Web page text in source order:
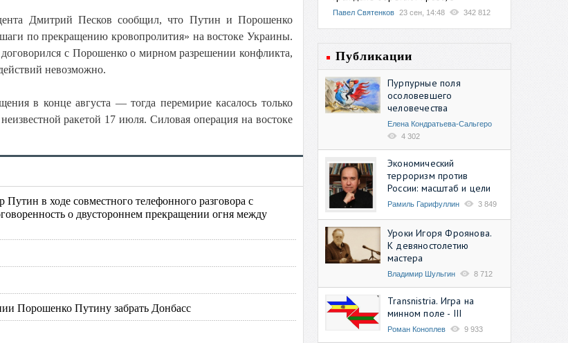
Дмитрий Песков сообщил, что Путин и Порошенко
по прекращению кровопролития» на востоке Украины.
с Порошенко о мирном разрешении конфликта,
невозможно.
в конце августа — тогда перемирие касалось только
ракетой 17 июля. Силовая операция на востоке
в ходе совместного телефонного разговора с
о двустороннем прекращении огня между
Порошенко Путину забрать Донбасс
Павел Святенков 23 сен, 14:48 342 812
Публикации
Пурпурные поля
осоловевшего
человечества
Елена Кондратьева-Сальгеро
4 302
Экономический
терроризм против
России: масштаб и цели
Рамиль Гарифуллин 3 849
Уроки Игоря Фроянова.
К девяностолетию
мастера
Владимир Шульгин 8 712
Transnistria. Игра на
минном поле - III
Роман Коноплев 9 933